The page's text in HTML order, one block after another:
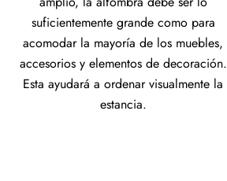
suficientemente grande como para
acomodar la mayoría de los muebles,
accesorios y elementos de decoración.
Esta ayudará a ordenar visualmente la
estancia.